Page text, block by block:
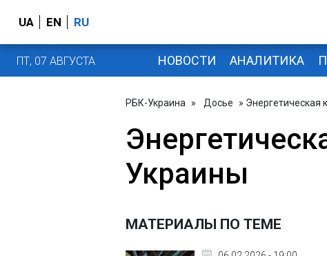
UA EN RU
ПТ, 07 АВГУСТА НОВОСТИ АНАЛИТИКА
РБК-Украина » Досье » Энергетическая
Украины
МАТЕРИАЛЫ ПО ТЕМЕ